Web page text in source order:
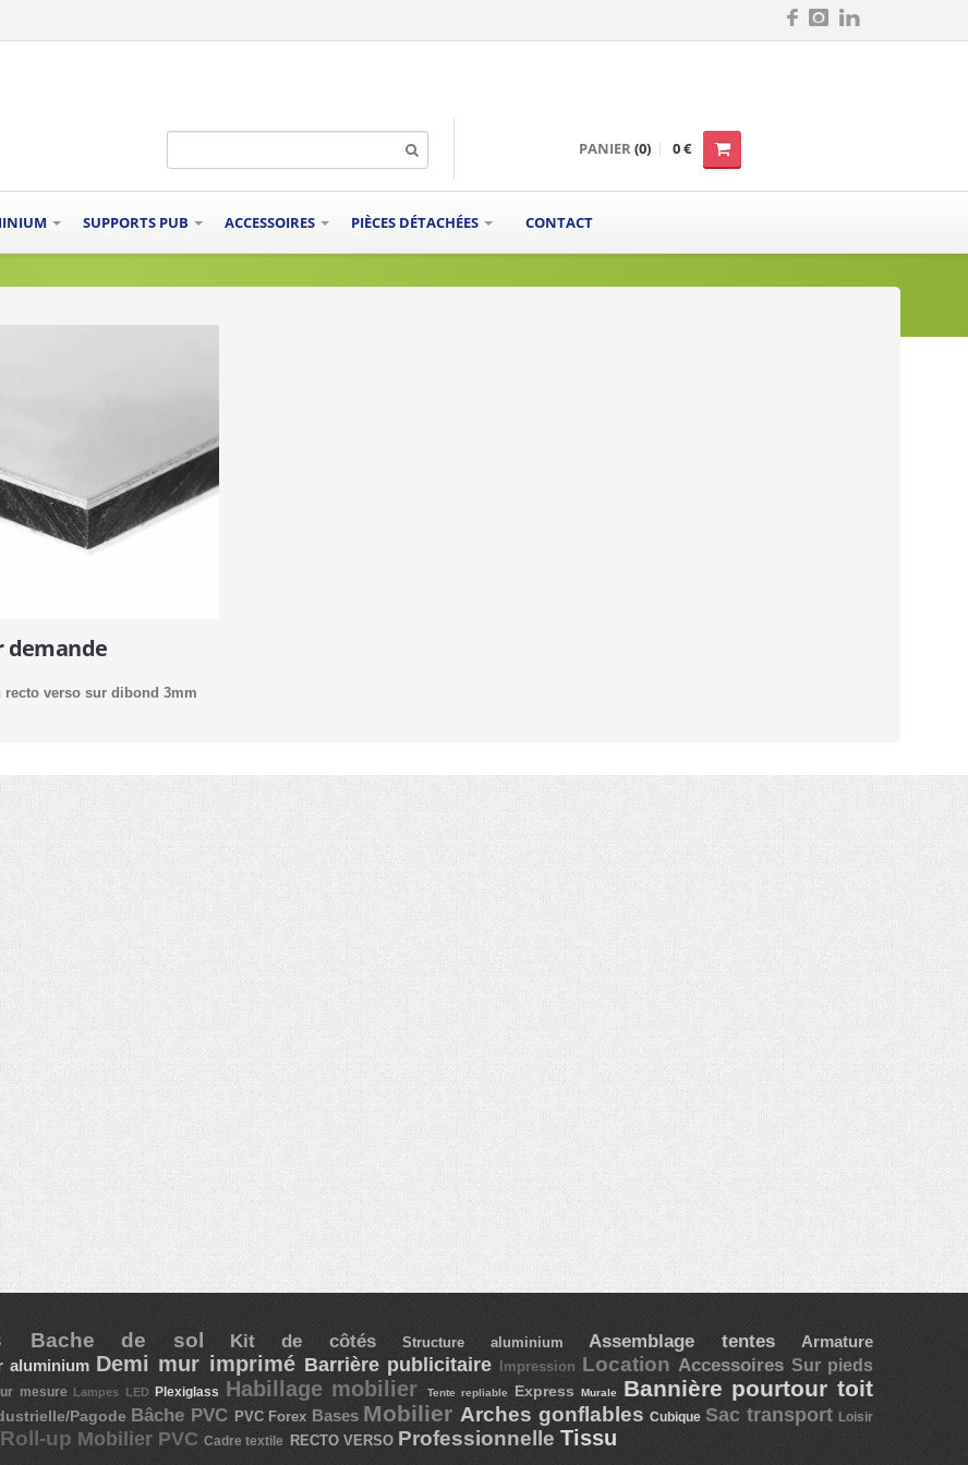
PANIER(0) 0 €
SUPPORTS PUB ACCESSOIRES PIÈCES DÉTACHÉES CONTACT
demande
recto verso sur dibond 3mm
Bache de sol Kit de côtésStructure aluminiumAssemblage tentesArmature
aluminium Demi mur imprimé Barrière publicitaire Impression Location Accessoires Sur pieds
mesure Lampes LED Plexiglass Habillage mobilier Tente repliable ExpressMurale Bannière pourtour toit
Pagode Bâche PVC PVC Forex Bases Mobilier Arches gonflablesCubique Sac transport Loisir
Roll-up Mobilier PVC Cadre textile RECTO VERSO Professionnelle Tissu